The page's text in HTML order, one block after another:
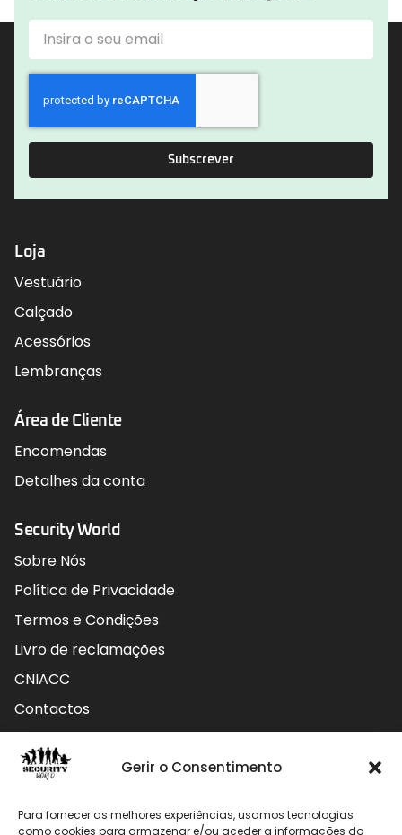
Gerir o Consentimento
Para fornecer as melhores experiências, usamos tecnologias
como cookies para armazenar e/ou aceder a informações do
Subscrever
Loja
Vestuário
Calçado
Acessórios
Lembranças
Área de Cliente
Encomendas
Detalhes da conta
Security World
Sobre Nós
Política de Privacidade
Termos e Condições
Livro de reclamações
CNIACC
Contactos
Contactos
912 009 740 (Chamada para rede móvel nacional)